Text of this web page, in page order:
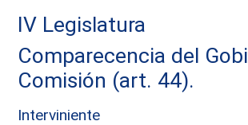
IV Legislatura
Comparecencia del
Comisión (art. 44).
Interviniente